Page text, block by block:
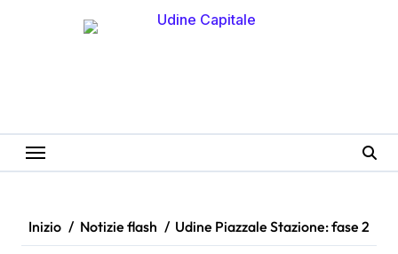
Inizio Notizie flash Udine Piazzale Stazione: fase 2